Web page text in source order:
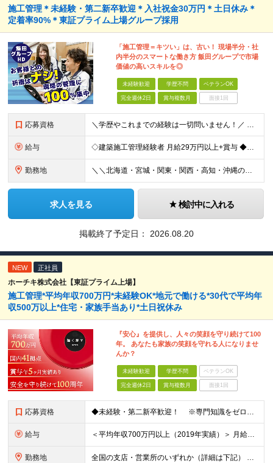
施工管理＊未経験・第二新卒歓迎＊入社祝金30万円＊土日休み＊
定着率90%＊東証プライム上場グループ採用
「施工管理＝キツい」は、古い！ 現場半分・社
内半分のスマートな働き方 飯田グループで市場
価値の高いスキルを◎
未経験歓迎 学歴不問 ベテランOK
完全週休2日 賞与複数月 面接1回
応募資格 ＼学歴やこれまでの経験は一切問いません！／ 正社員デビュー、第二新卒、異業種からの転職、大歓迎です♪ 【必須条件】 ＊高卒以上の方 ＊普通自動車免許をお持ちの方(AT限定も大歓迎！) ――【こ
給与 ◇建築施工管理経験者 月給29万円以上+賞与 ◆未経験者 月給25万円以上＋賞与 ※経験、スキルにより考慮し、当社規定により優遇します。 ＜平均年収例＞ 668万円／月給37.2万円＋賞与(4.
勤務地 ＼＼北海道・宮城・関東・関西・高知・沖縄の当社拠点／／ ▼北海道エリア 札幌店 ▼宮城エリア 仙台店 ▼千葉エリア 柏店、鎌ヶ谷店、千葉店、市川店 ▼埼玉エリア 狭山店、大宮店、浦和店、志木店
求人を見る 検討中に入れる
掲載終了予定日： 2026.08.20
NEW 正社員
ホーチキ株式会社【東証プライム上場】
施工管理*平均年収700万円*未経験OK*地元で働ける*30代で平均年
収500万以上*住宅・家族手当あり*土日祝休み
『安心』を提供し、人々の笑顔を守り続けて100
年。 あなたも家族の笑顔を守れる人になりませ
んか？
未経験歓迎 学歴不問 ベテランOK
完全週休2日 賞与複数月 面接1回
応募資格 ◆未経験・第二新卒歓迎！ ※専門知識をゼロから習得できる研修制度があります！ ◆学歴不問
給与 ＜平均年収700万円以上（2019年実績）＞ 月給21万1000円以上＋賞与年2回 ※上記は基本給です。別途、各種手当を支給いたします ※経験・能力を考慮の上、当社規程により優遇いたします ※試用
勤務地 全国の支店・営業所のいずれか（詳細は下記） ※入社直後はお住まいから通える範囲の支店・営業所に配属 （入社直後の転勤はありません） ※U・Iターン歓迎（社宅・独身寮完備） ＜北海道・東北エリア＞